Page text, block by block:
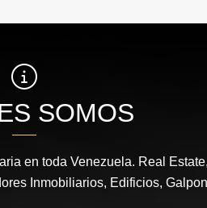
SOMOS
en toda Venezuela. Real
Inmobiliarios, Edificios,